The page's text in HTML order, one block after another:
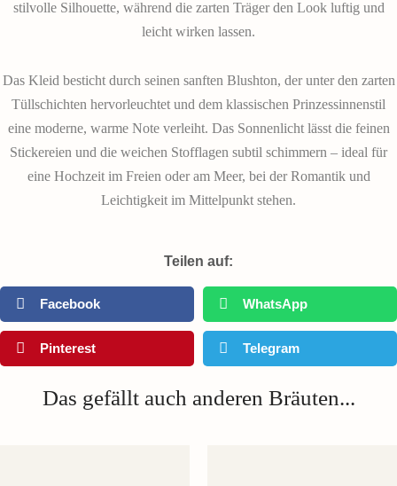
stilvolle Silhouette, während die zarten Träger den Look luftig und
leicht wirken lassen.
Das Kleid besticht durch seinen sanften Blushton, der unter den zarten
Tüllschichten hervorleuchtet und dem klassischen Prinzessinnenstil
eine moderne, warme Note verleiht. Das Sonnenlicht lässt die feinen
Stickereien und die weichen Stofflagen subtil schimmern – ideal für
eine Hochzeit im Freien oder am Meer, bei der Romantik und
Leichtigkeit im Mittelpunkt stehen.
Teilen auf:
Facebook WhatsApp
Pinterest Telegram
Das gefällt auch anderen Bräuten...